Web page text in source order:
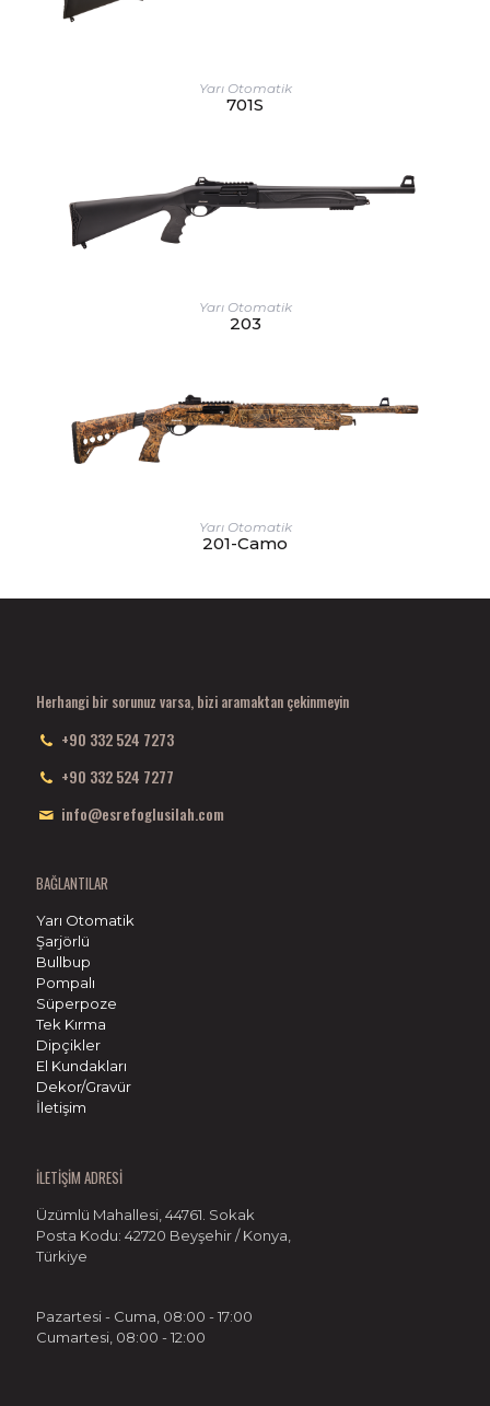
Yarı Otomatik
701S
Yarı Otomatik
203
Yarı Otomatik
201-Camo
Herhangi bir sorunuz varsa, bizi aramaktan çekinmeyin
+90 332 524 7273
+90 332 524 7277
info@esrefoglusilah.com
BAĞLANTILAR
Yarı Otomatik
Şarjörlü
Bullbup
Pompalı
Süperpoze
Tek Kırma
Dipçikler
El Kundakları
Dekor/Gravür
İletişim
İLETİŞİM ADRESİ
Üzümlü Mahallesi, 44761. Sokak
Posta Kodu: 42720 Beyşehir / Konya,
Türkiye
Pazartesi - Cuma, 08:00 - 17:00
Cumartesi, 08:00 - 12:00